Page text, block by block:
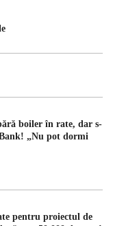
boiler în rate, dar s-
„Nu pot dormi
pentru proiectul de